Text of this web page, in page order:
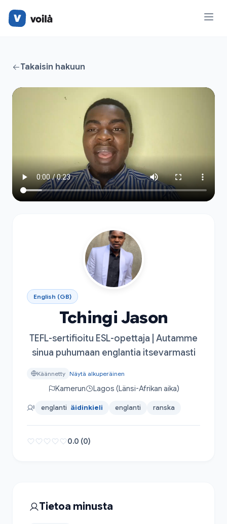
Takaisin hakuun
English (GB)
Tchingi Jason
TEFL-sertifioitu ESL-opettaja | Autamme
sinua puhumaan englantia itsevarmasti
Käännetty Näytä alkuperäinen
Kamerun Lagos (Länsi-Afrikan aika)
englanti äidinkieli englanti ranska
0.0 (0)
Tietoa minusta